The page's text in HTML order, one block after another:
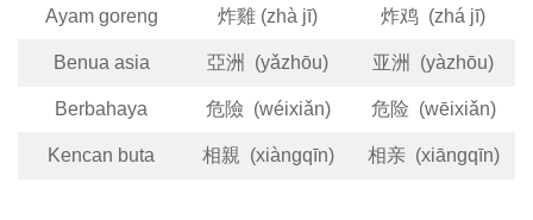
Ayam goreng 炸雞 (zhà jī) 炸鸡 (zhá jī)
Benua asia 亞洲 (yǎzhōu) 亚洲 (yàzhōu)
Berbahaya 危險 (wéixiǎn) 危险 (wēixiǎn)
Kencan buta 相親 (xiàngqīn) 相亲 (xiāngqīn)